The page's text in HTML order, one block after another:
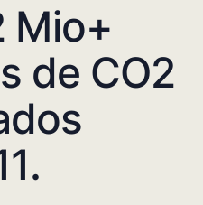
Mio+
de CO2